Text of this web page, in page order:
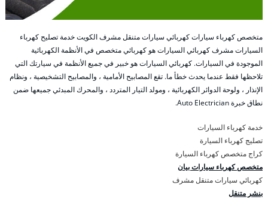
متخصص كهرباء سيارات كهربائي سيارات متنقل مشرف الكويت خدمة تصليح كهرباء
السيارات مشرف كهربائي السيارات هو كهربائي متخصص في الأنظمة الكهربائية
الموجودة في السيارات. كهربائي السيارات هو خبير في جميع الأنظمة في سيارتك التي
تلاحظها فقط عندما يحدث خطأ ما. تقع المصابيح الأمامية ، والمصابيح التشخيصية ، ونظام
الإنذار ، ولوحة الدوائر الكهربائية ، ومولد التيار المتردد ، والمحرك المبدئي جميعها ضمن
نطاق خبرة Auto Electrician.
خدمة كهرباء السيارات
تصليج كهرباء السيارة
كراج متخصص كهرباء السيارة
متخصص كهرباء سيارات بيان
كهربائي سيارات متنقل مشرف
بنشر متنقل